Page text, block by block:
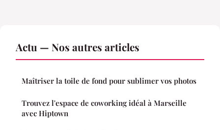
Actu — Nos autres articles
Maîtriser la toile de fond pour sublimer vos photos
Trouvez l'espace de coworking idéal à Marseille
avec Hiptown